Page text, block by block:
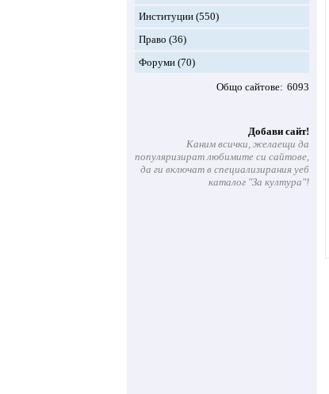
Институции (550)
Право (36)
Форуми (70)
Общо сайтове 6093
Добави сайт!
Каним всички, желаещи да
популяризират любимите си сайтове,
да ги включат в специализирания уеб
каталог "За култура"!